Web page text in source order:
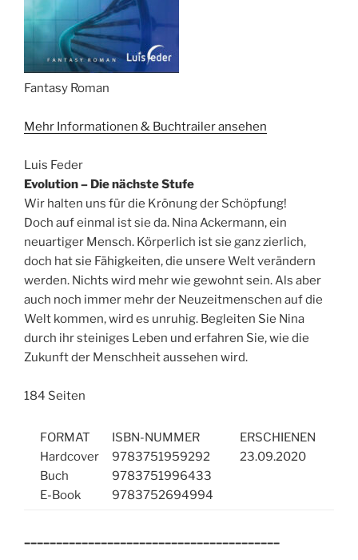
Fantasy Roman
Mehr Informationen & Buchtrailer ansehen
Luis Feder
Evolution – Die nächste Stufe
Wir halten uns für die Krönung der Schöpfung!
Doch auf einmal ist sie da. Nina Ackermann, ein
neuartiger Mensch. Körperlich ist sie ganz zierlich,
doch hat sie Fähigkeiten, die unsere Welt verändern
werden. Nichts wird mehr wie gewohnt sein. Als aber
auch noch immer mehr der Neuzeitmenschen auf die
Welt kommen, wird es unruhig. Begleiten Sie Nina
durch ihr steiniges Leben und erfahren Sie, wie die
Zukunft der Menschheit aussehen wird.
184 Seiten
FORMAT
Hardcover
Buch
E-Book
ISBN-NUMMER
9783751959292
9783751996433
9783752694994
ERSCHIENEN
23.09.2020